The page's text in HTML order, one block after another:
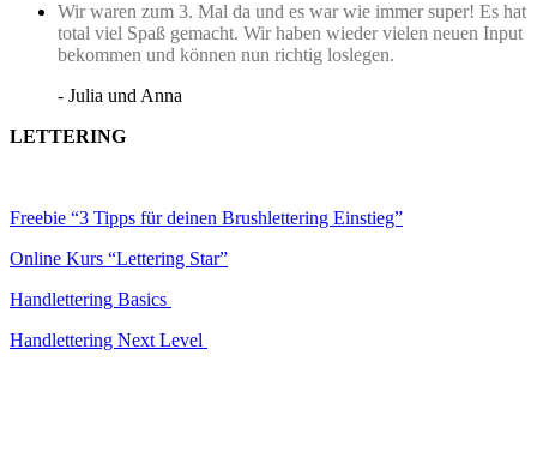
Wir waren zum 3. Mal da und es war wie immer super! Es hat
total viel Spaß gemacht. Wir haben wieder vielen neuen Input
bekommen und können nun richtig loslegen.
- Julia und Anna
LETTERING
Freebie “3 Tipps für deinen Brushlettering Einstieg”
Online Kurs “Lettering Star”
Handlettering Basics
Handlettering Next Level